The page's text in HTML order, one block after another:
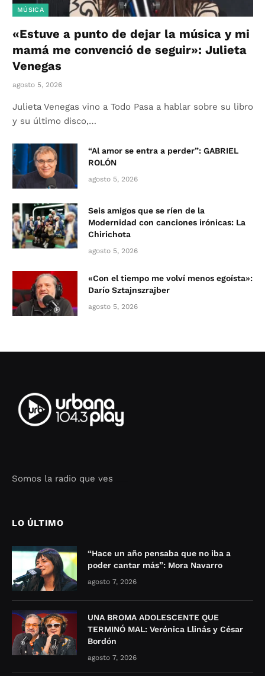
MÚSICA
«Estuve a punto de dejar la música y mi
mamá me convenció de seguir»: Julieta
Venegas
agosto 5, 2026
Julieta Venegas vino a Todo Pasa a hablar sobre su libro
y su último disco,…
“Al amor se entra a perder”: GABRIEL
ROLÓN
agosto 5, 2026
Seis amigos que se ríen de la
Modernidad con canciones irónicas: La
Chirichota
agosto 5, 2026
«Con el tiempo me volví menos egoísta»:
Darío Sztajnszrajber
agosto 5, 2026
Somos la radio que ves
LO ÚLTIMO
“Hace un año pensaba que no iba a
poder cantar más”: Mora Navarro
agosto 7, 2026
UNA BROMA ADOLESCENTE QUE
TERMINÓ MAL: Verónica Llinás y César
Bordón
agosto 7, 2026